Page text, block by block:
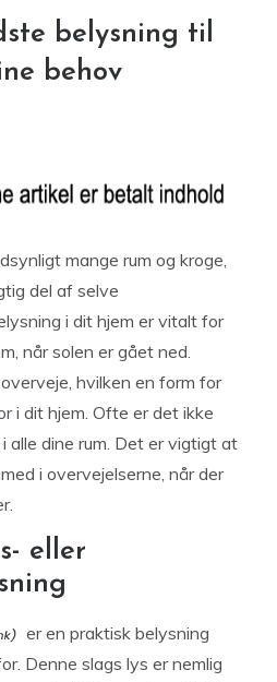
belysning til
behov
mange rum og kroge,
del af selve
i dit hjem er vitalt for
når solen er gået ned.
hvilken en form for
i dit hjem. Ofte er det ikke
alle dine rum. Det er vigtigt at
i overvejelserne, når der
eller
er en praktisk belysning
Denne slags lys er nemlig